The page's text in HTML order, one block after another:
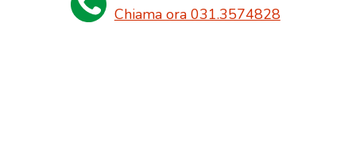
Chiama ora 031.3574828